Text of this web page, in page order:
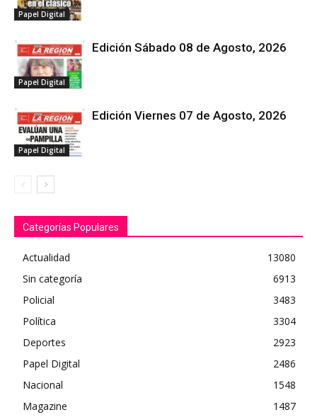
Papel Digital
Papel Digital
Edición Sábado 08 de Agosto, 2026
Papel Digital
Edición Viernes 07 de Agosto, 2026
Categorías Populares
Actualidad
13080
Sin categoría
6913
Policial
3483
Política
3304
Deportes
2923
Papel Digital
2486
Nacional
1548
Magazine
1487